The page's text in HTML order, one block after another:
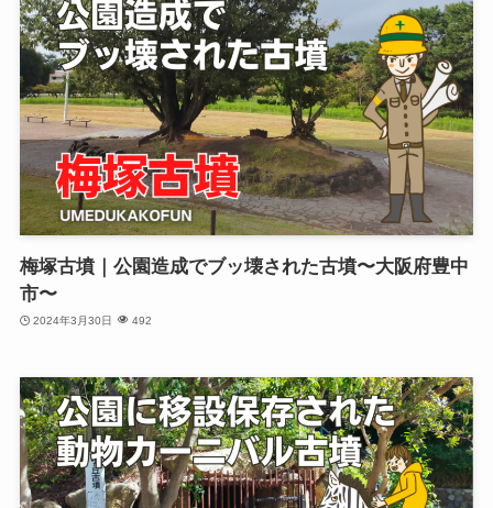
梅塚古墳｜公園造成でブッ壊された古墳〜大阪府豊中
市〜
2024年3月30日 492